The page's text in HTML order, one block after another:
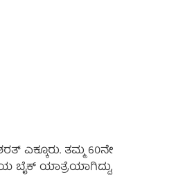
ಎಕ್ಕೂರು. ತಮ್ಮ 60ನೇ
ಬೈಕ್‌ ಯಾತ್ರೆಯಾಗಿದ್ದು,